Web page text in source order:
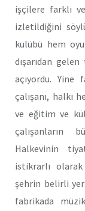
işçilere farklı
izletildiğini
kulübü hem
dışarıdan
açıyordu. Yine
çalışanı, halkı
ve eğitim ve
çalışanların
Halkevinin
istikrarlı olarak
şehrin belirli
fabrikada